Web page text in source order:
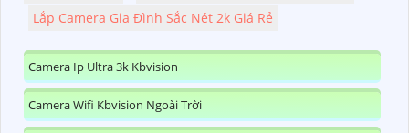
Lắp Camera Gia Đình Sắc Nét 2k Giá Rẻ
Camera Ip Ultra 3k Kbvision
Camera Wifi Kbvision Ngoài Trời